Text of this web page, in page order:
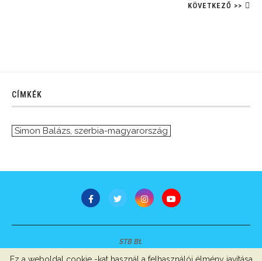
KÖVETKEZŐ >>
CÍMKÉK
Simon Balázs szerbia-magyarország
STB Bt.
Minden jog fenntartva © 2007-2022